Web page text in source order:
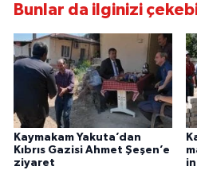
Bunlar da ilginizi
Kaymakam Yakuta’dan
Kıbrıs Gazisi Ahmet Şeşen’e
ziyaret